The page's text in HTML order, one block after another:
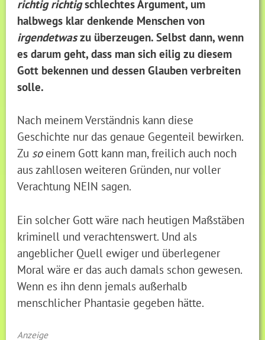
richtig richtigschlechtes Argument, um
halbwegs klar denkende Menschen von
irgendetwaszu überzeugen. Selbst dann, wenn
es darum geht, dass man sich eilig zu diesem
Gott bekennen und dessen Glauben verbreiten
solle.
Nach meinem Verständnis kann diese
Geschichte nur das genaue Gegenteil bewirken.
Zu so einem Gott kann man, freilich auch noch
aus zahllosen weiteren Gründen, nur voller
Verachtung NEIN sagen.
Ein solcher Gott wäre nach heutigen Maßstäben
kriminell und verachtenswert. Und als
angeblicher Quell ewiger und überlegener
Moral wäre er das auch damals schon gewesen.
Wenn es ihn denn jemals außerhalb
menschlicher Phantasie gegeben hätte.
Anzeige